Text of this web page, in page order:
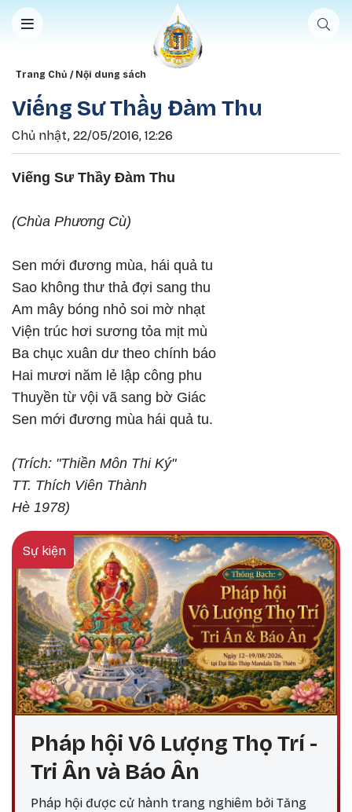
Nhảy đến nội dung
Breadcrumb
Trang Chủ Nội dung sách
Viếng Sư Thầy Đàm Thu
Chủ nhật, 22/05/2016, 12:26
Viếng Sư Thầy Đàm Thu
(Chùa Phương Cù)
Sen mới đương mùa, hái quả tu
Sao không thư thả đợi sang thu
Am mây bóng nhỏ soi mờ nhạt
Viện trúc hơi sương tỏa mịt mù
Ba chục xuân dư theo chính báo
Hai mươi năm lẻ lập công phu
Thuyền từ vội vã sang bờ Giác
Sen mới đương mùa hái quả tu.
(Trích: "Thiền Môn Thi Ký"
TT. Thích Viên Thành
Hè 1978)
Sự kiện
Pháp hội Vô Lượng Thọ Trí -
Tri Ân và Báo Ân
Pháp hội được cử hành trang nghiêm bởi Tăng